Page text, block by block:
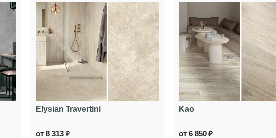
Elysian Travertini
от 8 313 ₽
Kao
от 6 850 ₽